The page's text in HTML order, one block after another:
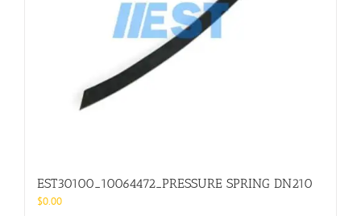
EST30100_10064472_PRESSURE SPRING DN210
$0.00